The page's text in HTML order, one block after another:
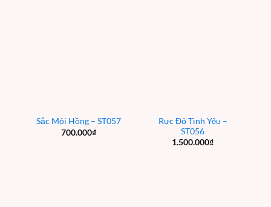
Sắc Môi Hồng – ST057
700.000₫
Rực Đỏ Tình Yêu –
ST056
1.500.000₫